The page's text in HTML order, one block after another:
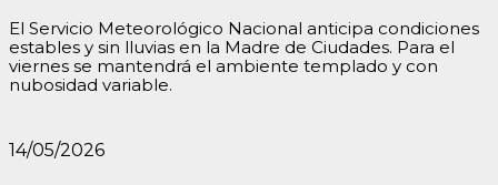
El Servicio Meteorológico Nacional anticipa condiciones
estables y sin lluvias en la Madre de Ciudades. Para el
viernes se mantendrá el ambiente templado y con
nubosidad variable.
14/05/2026